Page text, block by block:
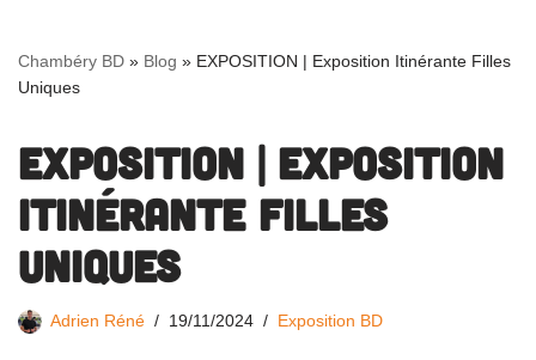
Chambéry BD » Blog » EXPOSITION | Exposition Itinérante Filles
Uniques
EXPOSITION | Exposition
Itinérante Filles
Uniques
Adrien Réné 19/11/2024 Exposition BD